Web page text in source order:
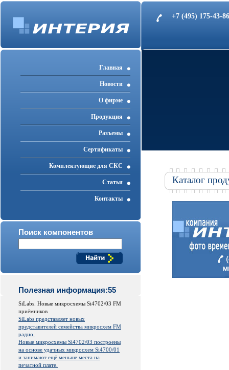
+7 (495) 175-43-
Главная
Новости
О фирме
Продукция
Разъемы
Cертификаты
Комплектующие для СКС
Статьи
Контакты
Поиск компонентов
Полезная информация:55
SiLabs. Новые микросхемы Si4702/03 FM
приёмников
SiLabs представляет новых
представителей семейства микросхем FM
радио.
Новые микросхемы Si4702/03 построены
на основе удачных микросхем Si4700/01
и занимают ещё меньше места на
печатной плате.
Каталог